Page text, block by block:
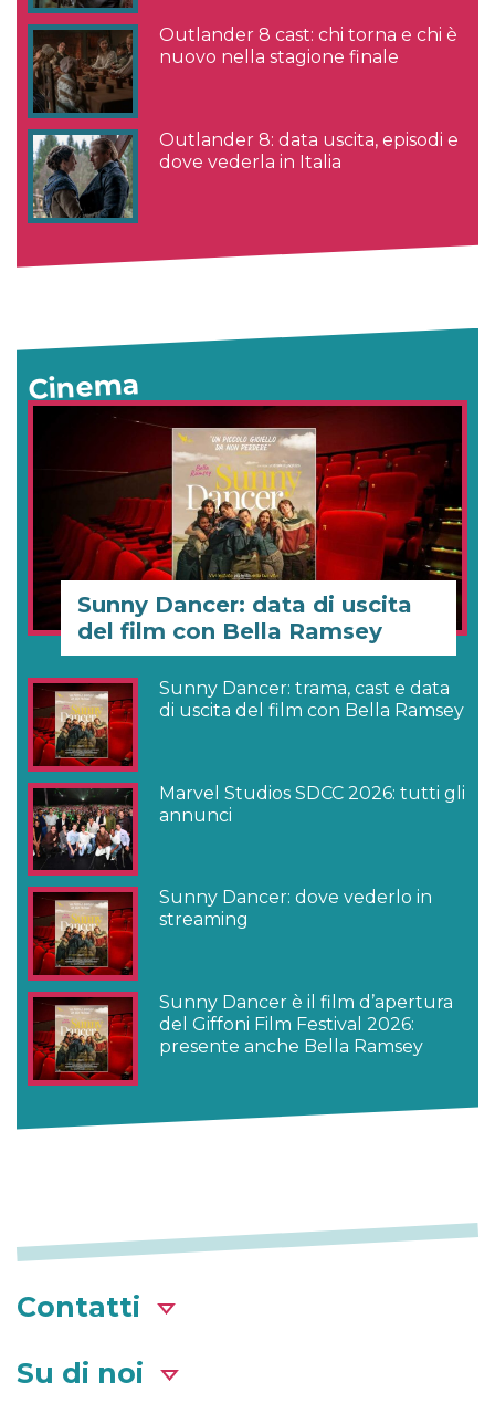
Outlander 8 cast: chi torna e chi è
nuovo nella stagione finale
Outlander 8: data uscita, episodi e
dove vederla in Italia
Cinema
Sunny Dancer: data di uscita
del film con Bella Ramsey
Sunny Dancer: trama, cast e data
di uscita del film con Bella Ramsey
Marvel Studios SDCC 2026: tutti gli
annunci
Sunny Dancer: dove vederlo in
streaming
Sunny Dancer è il film d’apertura
del Giffoni Film Festival 2026:
presente anche Bella Ramsey
Contatti
Su di noi